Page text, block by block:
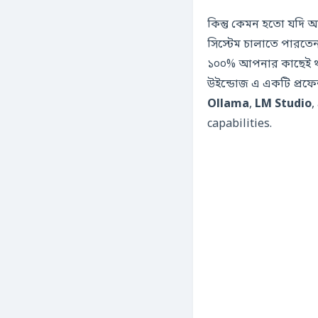
কিন্তু কেমন হতো যদি
সিস্টেম চালাতে
১০০% আপনার কাছেই
উইন্ডোজ এ একটি
Ollama, LM Studio,
capabilities.